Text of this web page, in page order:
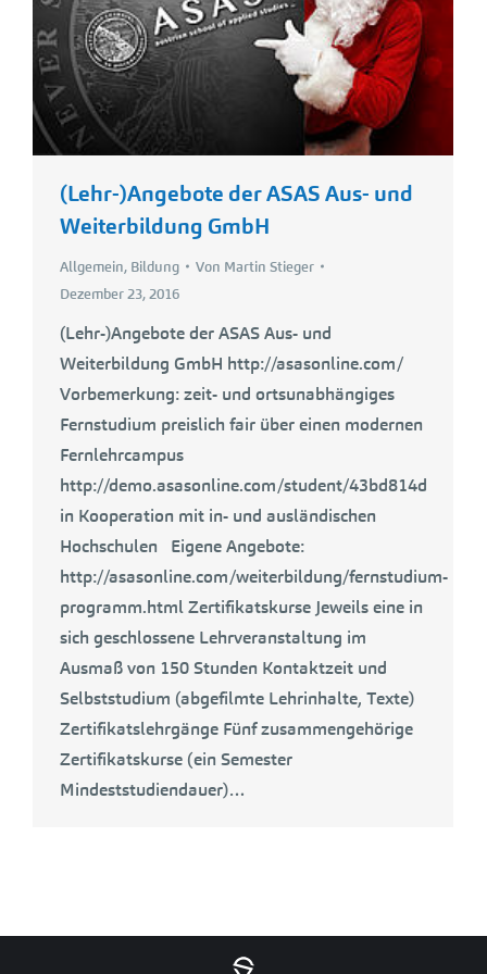
(Lehr-)Angebote der ASAS Aus- und
Weiterbildung GmbH
Allgemein, Bildung Von Martin Stieger
Dezember 23, 2016
(Lehr-)Angebote der ASAS Aus- und
Weiterbildung GmbH http://asasonline.com/
Vorbemerkung: zeit- und ortsunabhängiges
Fernstudium preislich fair über einen modernen
Fernlehrcampus
http://demo.asasonline.com/student/43bd814d
in Kooperation mit in- und ausländischen
Hochschulen Eigene Angebote:
http://asasonline.com/weiterbildung/fernstudium-
programm.html Zertifikatskurse Jeweils eine in
sich geschlossene Lehrveranstaltung im
Ausmaß von 150 Stunden Kontaktzeit und
Selbststudium (abgefilmte Lehrinhalte, Texte)
Zertifikatslehrgänge Fünf zusammengehörige
Zertifikatskurse (ein Semester
Mindeststudiendauer)…